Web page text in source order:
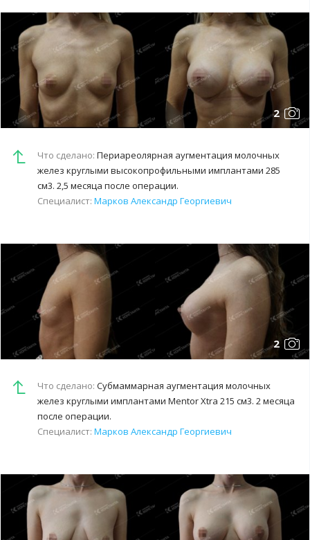
2
Что сделано: Периареолярная аугментация молочных
желез круглыми высокопрофильными имплантами 285
см3. 2,5 месяца после операции.
Специалист: Марков Александр Георгиевич
2
Что сделано: Субмаммарная аугментация молочных
желез круглыми имплантами Mentor Xtra 215 см3. 2 месяца
после операции.
Специалист: Марков Александр Георгиевич